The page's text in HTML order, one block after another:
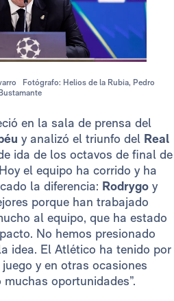
Fotógrafo: Helios de la Rubia, Pedro
en la sala de prensa del
y analizó el triunfo del Real
ida de los octavos de final de
el equipo ha corrido y ha
la diferencia: Rodrygo y
porque han trabajado
al equipo, que ha estado
No hemos presionado
idea. El Atlético ha tenido por
y en otras ocasiones
oportunidades”.